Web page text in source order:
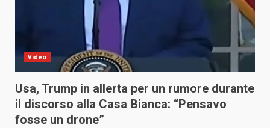
Video
Usa, Trump in allerta per un rumore durante
il discorso alla Casa Bianca: “Pensavo
fosse un drone”